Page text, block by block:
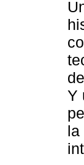
Y
la